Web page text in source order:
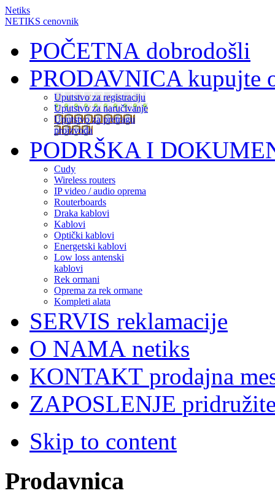
Netiks
NETIKS cenovnik
POČETNA dobrodošli
PRODAVNICAkupujte
Uputstvo za registraciju
Uputstvo za naručivanje
Uputstvo za pretragu
proizvoda
PODRŠKA I
Cudy
Wireless routers
IP video / audio oprema
Routerboards
Draka kablovi
Kablovi
Optički kablovi
Energetski kablovi
Low loss antenski
kablovi
Rek ormani
Oprema za rek ormane
Kompleti alata
SERVIS reklamacije
O NAMA netiks
KONTAKT prodajna
ZAPOSLENJE
Skip to content
Prodavnica